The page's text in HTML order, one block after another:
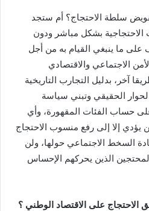
سلطة الاحتجاج؟ أم ستجد
بشكل مباشر ودون
ما ينبغي القيام به من أجل
الاجتماعي والاقتصادي
آخر، بدليل التجارب التاريخية
الحقيقي وتبني سياسة
على حساب الفئات المقهورة، وأي
إلا إلى رفع منسوب الاحتجاج
السخط الاجتماعي حولها، ولن
الذين يحركهم الإحساس
الاحتجاج على الاقتصاد الوطني ؟